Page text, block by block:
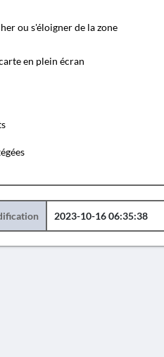
ou s'éloigner de la zone
en plein écran
2023-10-16 06:35:38